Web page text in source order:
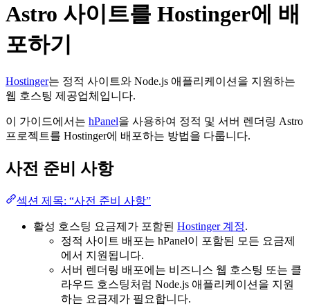
Astro 사이트를 Hostinger에 배
포하기
Hostinger는 정적 사이트와 Node.js 애플리케이션을 지원하는
웹 호스팅 제공업체입니다.
이 가이드에서는 hPanel을 사용하여 정적 및 서버 렌더링 Astro
프로젝트를 Hostinger에 배포하는 방법을 다룹니다.
사전 준비 사항
섹션 제목: “사전 준비 사항”
활성 호스팅 요금제가 포함된 Hostinger 계정.
정적 사이트 배포는 hPanel이 포함된 모든 요금제
에서 지원됩니다.
서버 렌더링 배포에는 비즈니스 웹 호스팅 또는 클
라우드 호스팅처럼 Node.js 애플리케이션을 지원
하는 요금제가 필요합니다.